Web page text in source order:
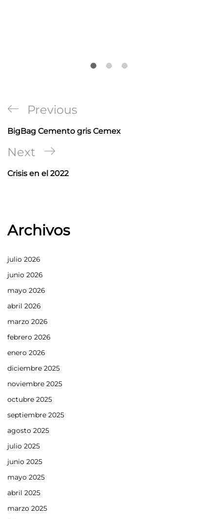
Navegación
de
entradas
Previous
Post
Previous
BigBag Cemento gris Cemex
Next
Post
Next
Crisis en el 2022
Archivos
julio 2026
junio 2026
mayo 2026
abril 2026
marzo 2026
febrero 2026
enero 2026
diciembre 2025
noviembre 2025
octubre 2025
septiembre 2025
agosto 2025
julio 2025
junio 2025
mayo 2025
abril 2025
marzo 2025